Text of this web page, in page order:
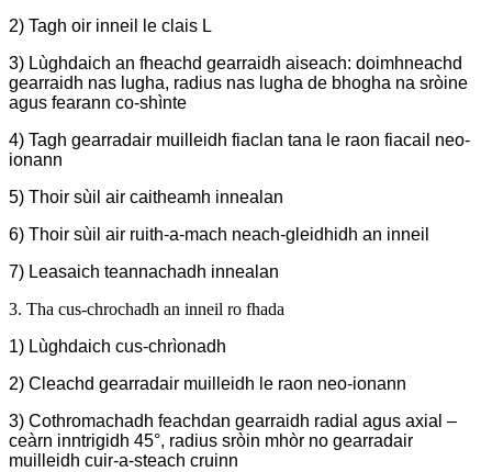
2) Tagh oir inneil le clais L
3) Lùghdaich an fheachd gearraidh aiseach: doimhneachd
gearraidh nas lugha, radius nas lugha de bhogha na sròine
agus fearann ​​co-shìnte
4) Tagh gearradair muilleidh fiaclan tana le raon fiacail neo-
ionann
5) Thoir sùil air caitheamh innealan
6) Thoir sùil air ruith-a-mach neach-gleidhidh an inneil
7) Leasaich teannachadh innealan
3. Tha cus-chrochadh an inneil ro fhada
1) Lùghdaich cus-chrìonadh
2) Cleachd gearradair muilleidh le raon neo-ionann
3) Cothromachadh feachdan gearraidh radial agus axial –
ceàrn inntrigidh 45°, radius sròin mhòr no gearradair
muilleidh cuir-a-steach cruinn